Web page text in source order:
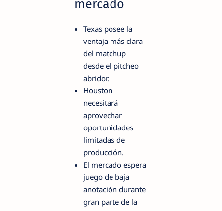
mercado
Texas posee la
ventaja más clara
del matchup
desde el pitcheo
abridor.
Houston
necesitará
aprovechar
oportunidades
limitadas de
producción.
El mercado espera
juego de baja
anotación durante
gran parte de la